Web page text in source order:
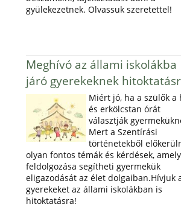
gyülekezetnek. Olvassuk szeretettel!
Meghívó az állami iskolákba
járó gyerekeknek
Miért jó, ha a szülők a
és erkölcstan órát
választják
Mert a Szentírási
történetekből
olyan fontos témák és kérdések,
feldolgozása segítheti gyermekük
eligazodását az élet dolgaiban.Hívjuk
gyerekeket az állami iskolákban is
hitoktatásra!